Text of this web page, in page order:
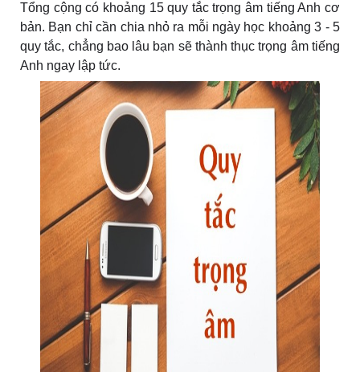
Tổng cộng có khoảng 15 quy tắc trọng âm tiếng Anh cơ
bản. Bạn chỉ cần chia nhỏ ra mỗi ngày học khoảng 3 - 5
quy tắc, chẳng bao lâu bạn sẽ thành thục trọng âm tiếng
Anh ngay lập tức.